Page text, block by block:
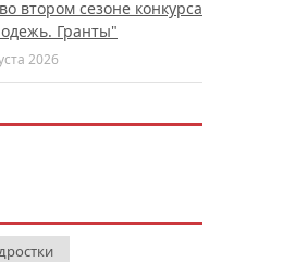
втором сезоне конкурса
Гранты"
2026